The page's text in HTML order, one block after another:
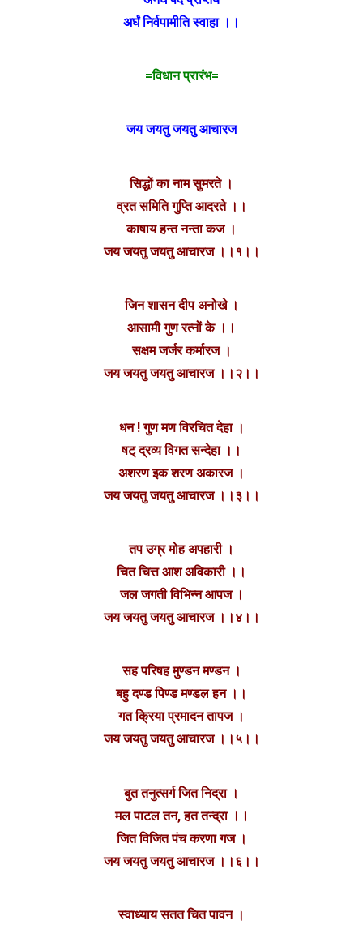
अर्घं निर्वपामीति स्वाहा ।।
=विधान प्रारंभ=
जय जयतु जयतु आचारज
सिद्धों का नाम सुमरते ।
व्रत समिति गुप्ति आदरते ।।
काषाय हन्त नन्ता कज ।
जय जयतु जयतु आचारज ।।१।।
जिन शासन दीप अनोखे ।
आसामी गुण रत्नों के ।।
सक्षम जर्जर कर्मारज ।
जय जयतु जयतु आचारज ।।२।।
धन ! गुण मण विरचित देहा ।
षट् द्रव्य विगत सन्देहा ।।
अशरण इक शरण अकारज ।
जय जयतु जयतु आचारज ।।३।।
तप उग्र मोह अपहारी ।
चित चित्त आश अविकारी ।।
जल जगती विभिन्न आपज ।
जय जयतु जयतु आचारज ।।४।।
सह परिषह मुण्डन मण्डन ।
बहु दण्ड पिण्ड मण्डल हन ।।
गत क्रिया प्रमादन तापज ।
जय जयतु जयतु आचारज ।।५।।
बुत तनुत्सर्ग जित निद्रा ।
मल पाटल तन, हत तन्द्रा ।।
जित विजित पंच करणा गज ।
जय जयतु जयतु आचारज ।।६।।
स्वाध्याय सतत चित पावन ।